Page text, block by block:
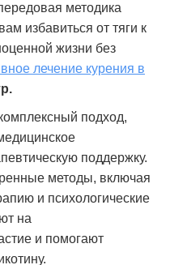
методика
избавиться от тяги к
жизни без
лечение курения в
подход,
поддержку.
методы, включая
и психологические
на
и помогают